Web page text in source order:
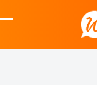
to
mobile
mobile